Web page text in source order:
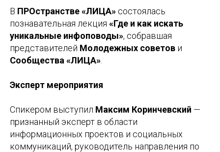
В ПРОстранстве «ЛИЦА» состоялась
познавательная лекция «Где и как искать
уникальные инфоповоды», собравшая
представителей Молодежных советов и
Сообщества «ЛИЦА»
Эксперт мероприятия
Спикером выступил Максим Коринчевский —
признанный эксперт в области
информационных проектов и социальных
коммуникаций, руководитель направления по